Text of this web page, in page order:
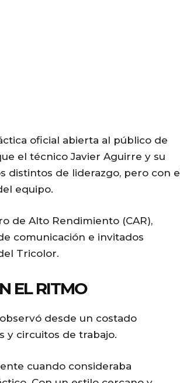
oficial abierta al público de
el técnico Javier Aguirre y su
distintos de liderazgo, pero con
equipo.
de Alto Rendimiento (CAR),
comunicación e invitados
Tricolor.
EL RITMO
desde un costado
y circuitos de trabajo.
cuando consideraba